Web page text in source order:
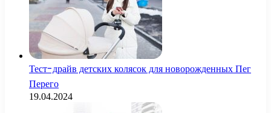
Тест-драйв детских колясок для новорожденных Пег
Перего
19.04.2024